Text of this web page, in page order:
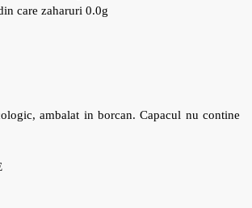
care zaharuri 0.0g
ambalat in borcan. Capacul nu contine